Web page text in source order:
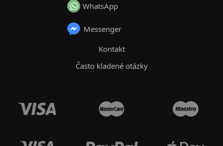
WhatsApp
Messenger
Kontakt
Často kladené otázky